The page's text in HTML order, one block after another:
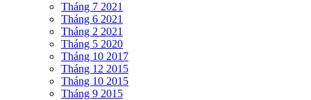
Tháng 7 2021
Tháng 6 2021
Tháng 2 2021
Tháng 5 2020
Tháng 10 2017
Tháng 12 2015
Tháng 10 2015
Tháng 9 2015